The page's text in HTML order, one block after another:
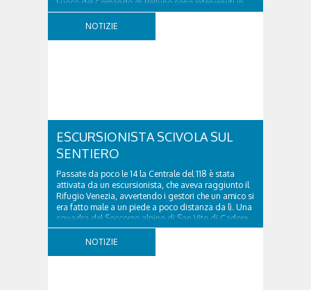
Fuoco del Comando di Belluno sono intervenuti in
località Diassa, in Val d’Oten, nel comune di Calalzo
di Cadore, per liberare una strada rimasta bloccata
NOTIZIE
ESCURSIONISTA SCIVOLA SUL
SENTIERO
Passate da poco le 14 la Centrale del 118 è stata
attivata da un escursionista, che aveva raggiunto il
Rifugio Venezia, avvertendo i gestori che un amico si
era fatto male a un piede a poco distanza da lì. Una
squadra del Soccorso alpino di San Vito di Cadore
ha quindi raggiunto l'infortunato...
NOTIZIE